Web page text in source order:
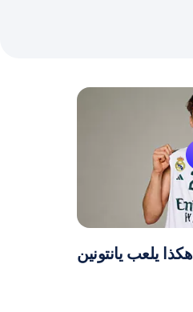
هكذا يلعب يانتونين